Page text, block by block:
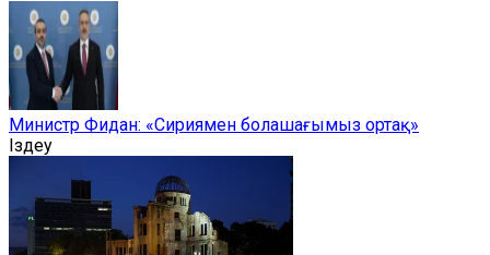
Министр Фидан: «Сириямен болашағымыз ортақ»
Іздеу